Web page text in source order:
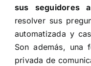
sus seguidores
resolver sus
automatizada y
Son además, una
privada de